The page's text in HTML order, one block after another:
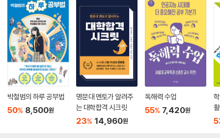
박철범의 하루 공부법
50% 8,500원
명문대 멘토가 알려주
는 대학합격 시크릿
23% 14,960원
독해력 수업
55% 7,420원
(